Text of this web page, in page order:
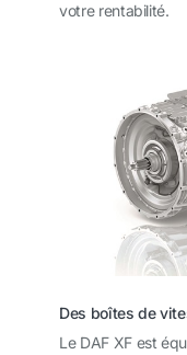
votre rentabilité.
Des boîtes de
Le DAF XF est